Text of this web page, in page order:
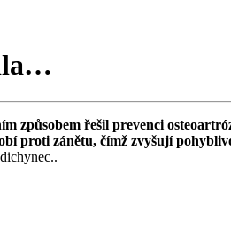
způsobem řešil prevenci
proti zánětu, čímž zvyšují